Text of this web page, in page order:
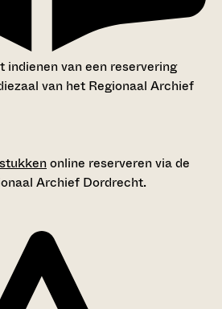
indienen van een reservering
van het Regionaal Archief
online reserveren via de
Archief Dordrecht.